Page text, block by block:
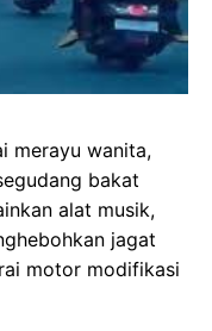
merayu wanita,
bakat
alat musik,
jagat
motor modifikasi